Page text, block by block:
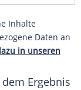
Inhalte
Daten an
in unseren
Ergebnis